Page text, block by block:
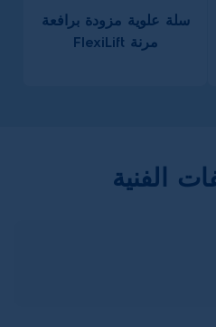
سلة علوية مزودة برافعة
مرنة FlexiLift
الفنية